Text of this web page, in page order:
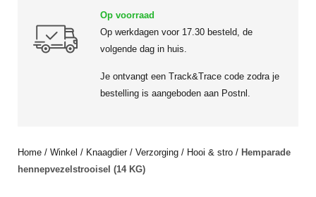
Op voorraad
Op werkdagen voor 17.30 besteld, de
volgende dag in huis.
Je ontvangt een Track&Trace code zodra je
bestelling is aangeboden aan Postnl.
Home / Winkel / Knaagdier/ Verzorging / Hooi & stro / Hemparade
hennepvezelstrooisel (14 KG)